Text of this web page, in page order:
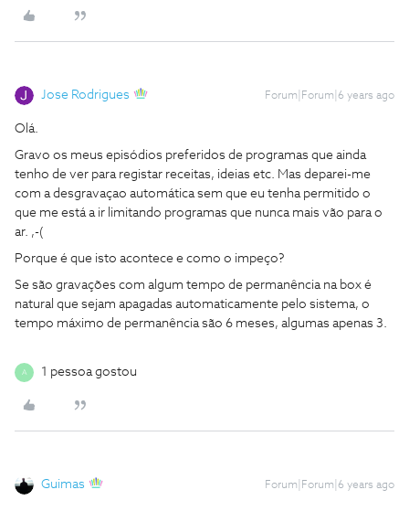
Jose Rodrigues Forum|Forum|6 years ago
Olá.
Gravo os meus episódios preferidos de programas que ainda
tenho de ver para registar receitas, ideias etc. Mas deparei-me
com a desgravaçao automática sem que eu tenha permitido o
que me está a ir limitando programas que nunca mais vão para o
ar. ,-(
Porque é que isto acontece e como o impeço?
Se são gravações com algum tempo de permanência na box é
natural que sejam apagadas automaticamente pelo sistema, o
tempo máximo de permanência são 6 meses, algumas apenas 3.
A 1 pessoa gostou
Guimas Forum|Forum|6 years ago